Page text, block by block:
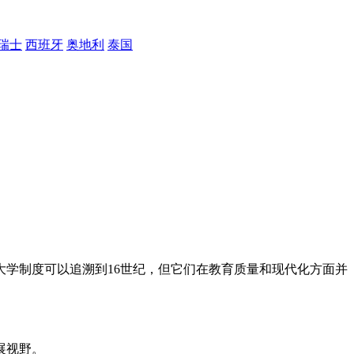
士 西班牙 奥地利 泰国
制度可以追溯到16世纪，但它们在教育质量和现代化方面并
野。